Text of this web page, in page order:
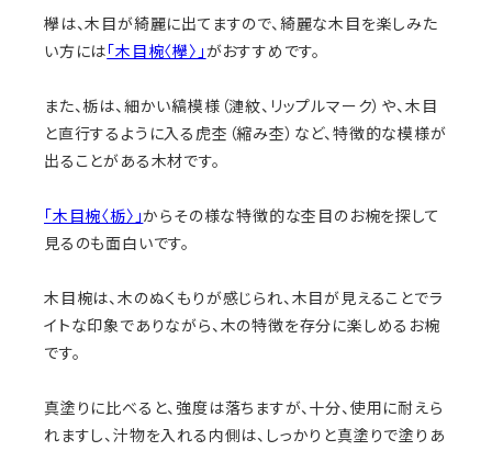
欅は、木目が綺麗に出てますので、綺麗な木目を楽しみた
い方には「木目椀〈欅〉」がおすすめです。
また、栃は、細かい縞模様（漣紋、リップルマーク）や、木目
と直行するように入る虎杢（縮み杢）など、特徴的な模様が
出ることがある木材です。
「木目椀〈栃〉」からその様な特徴的な杢目のお椀を探して
見るのも面白いです。
木目椀は、木のぬくもりが感じられ、木目が見えることでラ
イトな印象でありながら、木の特徴を存分に楽しめるお椀
です。
真塗りに比べると、強度は落ちますが、十分、使用に耐えら
れますし、汁物を入れる内側は、しっかりと真塗りで塗りあ